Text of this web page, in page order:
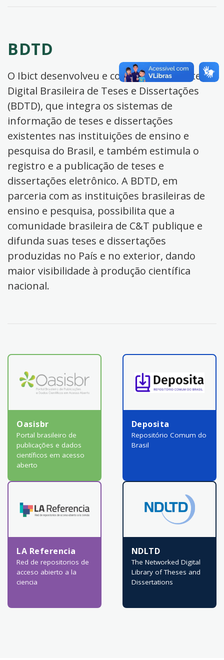
BDTD
O Ibict desenvolveu e coordena a Biblioteca
Digital Brasileira de Teses e Dissertações
(BDTD), que integra os sistemas de
informação de teses e dissertações
existentes nas instituições de ensino e
pesquisa do Brasil, e também estimula o
registro e a publicação de teses e
dissertações eletrônico. A BDTD, em
parceria com as instituições brasileiras de
ensino e pesquisa, possibilita que a
comunidade brasileira de C&T publique e
difunda suas teses e dissertações
produzidas no País e no exterior, dando
maior visibilidade à produção científica
nacional.
Oasisbr
Portal brasileiro de
publicações e dados
científicos em acesso
aberto
Deposita
Repositório Comum do
Brasil
LA Referencia
Red de repositorios de
acceso abierto a la
ciencia
NDLTD
The Networked Digital
Library of Theses and
Dissertations